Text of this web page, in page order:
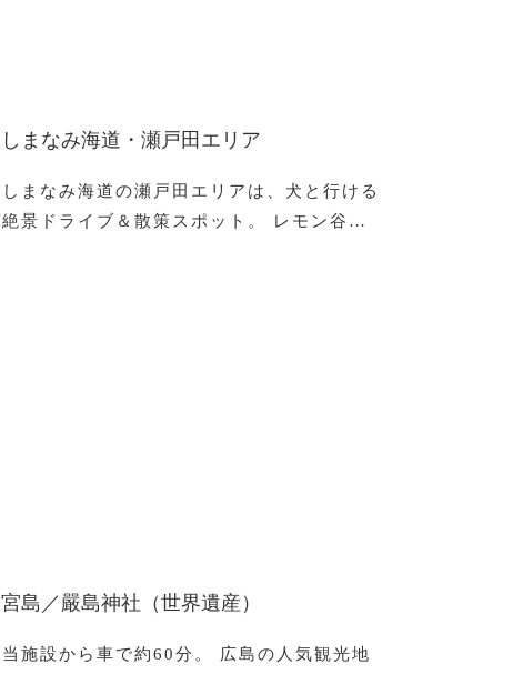
しまなみ海道・瀬戸田エリア
しまなみ海道の瀬戸田エリアは、犬と行ける
絶景ドライブ＆散策スポット。 レモン谷…
宮島／嚴島神社（世界遺産）
当施設から車で約60分。 広島の人気観光地